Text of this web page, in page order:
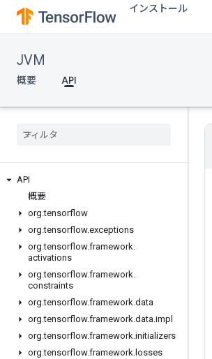
インストール
JVM
概要 API
API
概要
org.tensorflow
org.tensorflow.exceptions
org.tensorflow.framework.
activations
org.tensorflow.framework.
constraints
org.tensorflow.framework.data
org.tensorflow.framework.data.impl
org.tensorflow.framework.initializers
org.tensorflow.framework. losses